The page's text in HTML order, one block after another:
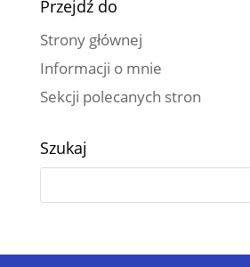
Przejdź do
Strony głównej
Informacji o mnie
Sekcji polecanych stron
Szukaj